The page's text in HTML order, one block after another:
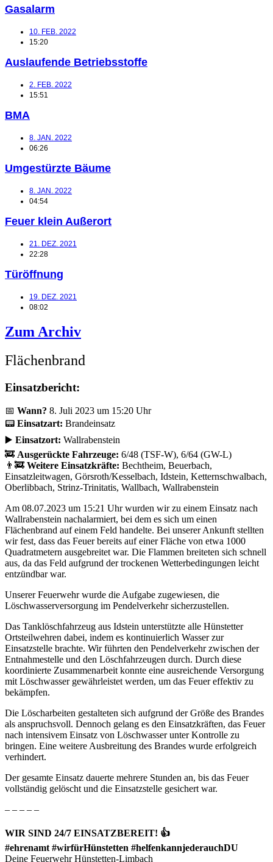
Gasalarm
10. FEB. 2022
15:20
Auslaufende Betriebsstoffe
2. FEB. 2022
15:51
BMA
8. JAN. 2022
06:26
Umgestürzte Bäume
8. JAN. 2022
04:54
Feuer klein Außerort
21. DEZ. 2021
22:28
Türöffnung
19. DEZ. 2021
08:02
Zum Archiv
Flächenbrand
Einsatzbericht:
📅 Wann? 8. Juli 2023 um 15:20 Uhr
📟 Einsatzart: Brandeinsatz
▶️ Einsatzort: Wallrabenstein
🚒 Ausgerückte Fahrzeuge: 6/48 (TSF-W), 6/64 (GW-L)
👨‍🚒 Weitere Einsatzkräfte: Bechtheim, Beuerbach,
Einsatzleitwagen, Görsroth/Kesselbach, Idstein, Ketternschwalbach,
Oberlibbach, Strinz-Trinitatis, Wallbach, Wallrabenstein
Am 08.07.2023 um 15:21 Uhr wurden wir zu einem Einsatz nach
Wallrabenstein nachalarmiert, bei dem es sich um einen
Flächenbrand auf einem Feld handelte. Bei unserer Ankunft stellten
wir fest, dass das Feuer bereits auf einer Fläche von etwa 1000
Quadratmetern ausgebreitet war. Die Flammen breiteten sich schnell
aus, da das Feld aufgrund der trockenen Wetterbedingungen leicht
entzündbar war.
Unserer Feuerwehr wurde die Aufgabe zugewiesen, die
Löschwasserversorgung im Pendelverkehr sicherzustellen.
Das Tanklöschfahrzeug aus Idstein unterstützte alle Hünstetter
Ortsteilwehren dabei, indem es kontinuierlich Wasser zur
Einsatzstelle brachte. Wir führten den Pendelverkehr zwischen der
Entnahmestelle und den Löschfahrzeugen durch. Durch diese
koordinierte Zusammenarbeit konnte eine ausreichende Versorgung
mit Löschwasser gewährleistet werden, um das Feuer effektiv zu
bekämpfen.
Die Löscharbeiten gestalteten sich aufgrund der Größe des Brandes
als anspruchsvoll. Dennoch gelang es den Einsatzkräften, das Feuer
nach intensivem Einsatz von Löschwasser unter Kontrolle zu
bringen. Eine weitere Ausbreitung des Brandes wurde erfolgreich
verhindert.
Der gesamte Einsatz dauerte mehrere Stunden an, bis das Feuer
vollständig gelöscht und die Einsatzstelle gesichert war.
– – – – –
WIR SIND 24/7 EINSATZBEREIT! 👍
#ehrenamt #wirfürHünstetten #helfenkannjederauchDU
Deine Feuerwehr Hünstetten-Limbach